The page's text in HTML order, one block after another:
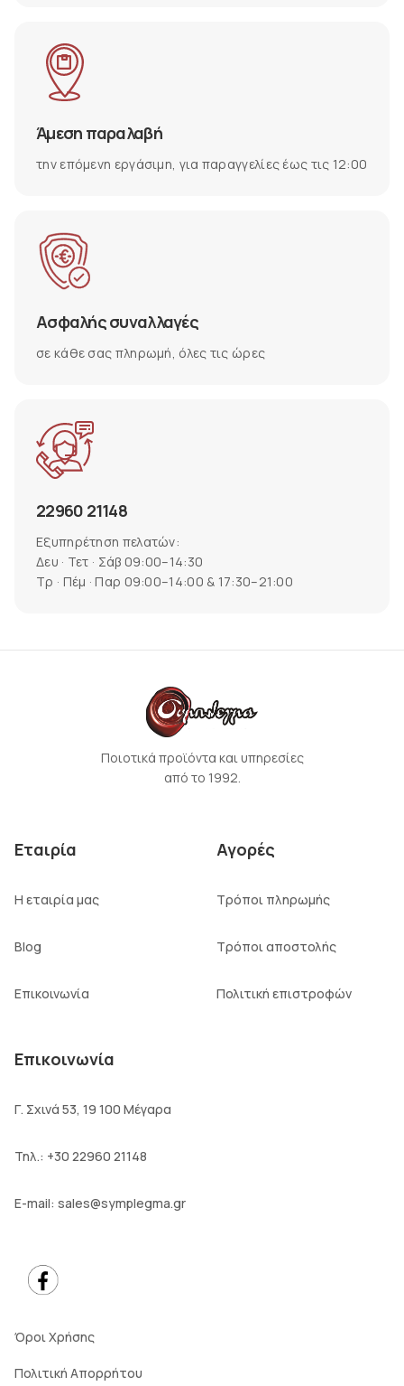
Άμεση παραλαβή
την επόμενη εργάσιμη, για παραγγελίες έως τις 12:00
Ασφαλής συναλλαγές
σε κάθε σας πληρωμή, όλες τις ώρες
22960 21148
Εξυπηρέτηση πελατών:
Δευ · Τετ · Σάβ 09:00–14:30
Τρ · Πέμ · Παρ 09:00–14:00 & 17:30–21:00
Ποιοτικά προϊόντα και υπηρεσίες
από το 1992.
Εταιρία
Η εταιρία μας
Blog
Επικοινωνία
Αγορές
Τρόποι πληρωμής
Τρόποι αποστολής
Πολιτική επιστροφών
Επικοινωνία
Γ. Σχινά 53, 19 100 Μέγαρα
Τηλ.: +30 22960 21148
E-mail: sales@symplegma.gr
Όροι Χρήσης
Πολιτική Απορρήτου